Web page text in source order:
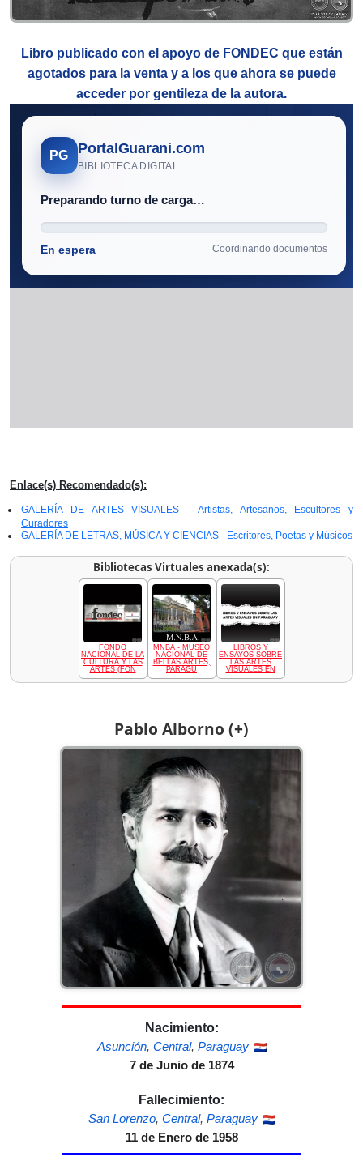
Pablo Alborno (+)
Nacimiento:
Asunción, Central, Paraguay
7 de Junio de 1874
Fallecimiento:
San Lorenzo, Central, Paraguay
11 de Enero de 1958
Libro publicado con el apoyo de FONDEC que están
agotados para la venta y a los que ahora se puede
acceder por gentileza de la autora.
Enlace(s) Recomendado(s):
GALERÍA DE ARTES VISUALES - Artistas, Artesanos, Escultores y
Curadores
GALERÍA DE LETRAS, MÚSICA Y CIENCIAS - Escritores, Poetas y Músicos
Bibliotecas Virtuales anexada(s):
FONDO
NACIONAL DE LA
CULTURA Y LAS
ARTES (FON
MNBA - MUSEO
NACIONAL DE
BELLAS ARTES,
PARAGU
LIBROS Y
ENSAYOS SOBRE
LAS ARTES
VISUALES EN